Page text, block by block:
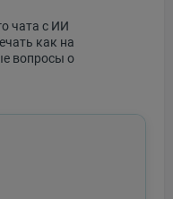
чата с ИИ
как на
вопросы о